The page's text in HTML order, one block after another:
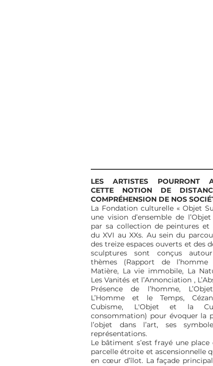
LES ARTISTES POURRONT
CETTE NOTION DE
COMPRÉHENSION DE NOS
La Fondation culturelle « Objet
une vision d’ensemble de
par sa collection de peintures et
du XVI au XXs. Au sein du
des treize espaces ouverts et des
sculptures sont conçus
thèmes (Rapport de
Matière, La vie immobile, La
Les Vanités et l’Annonciation ,
Présence de l’homme,
L’Homme et le Temps,
Cubisme, L'Objet et la
consommation) pour évoquer la
l’objet dans l’art, ses
représentations.
Le bâtiment s’est frayé une place
parcelle étroite et ascensionnelle
en cœur d’îlot. La façade